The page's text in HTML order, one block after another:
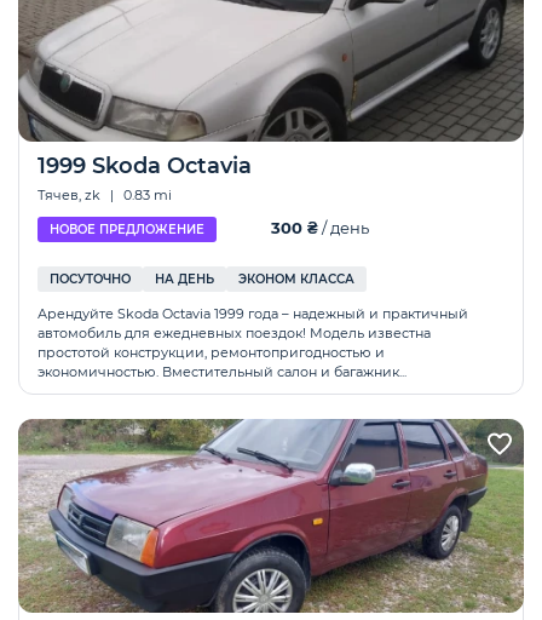
1999 Skoda Octavia
Тячев, zk | 0.83 mi
НОВОЕ ПРЕДЛОЖЕНИЕ 300 ₴/ день
ПОСУТОЧНО НА ДЕНЬ ЭКОНОМ КЛАССА
Арендуйте Skoda Octavia 1999 года – надежный и практичный
автомобиль для ежедневных поездок! Модель известна
простотой конструкции, ремонтопригодностью и
экономичностью. Вместительный салон и багажник...